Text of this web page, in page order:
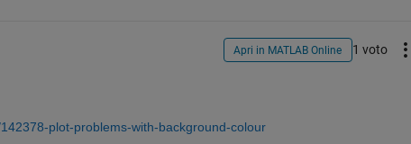
Apri in MATLAB Online 1 voto
plot-problems-with-background-colour